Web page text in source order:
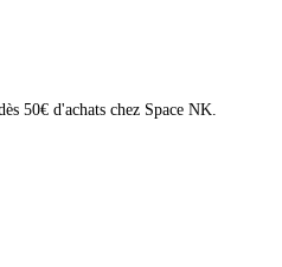
50€ d'achats chez Space NK.